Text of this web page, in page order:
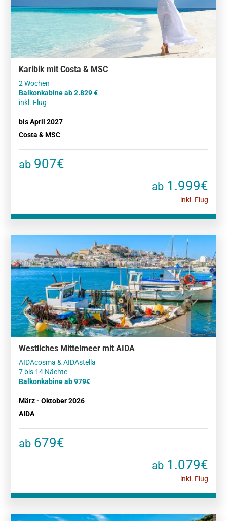
Karibik mit Costa & MSC
Balkonkabine ab 2.829 €
inkl. Flug
bis April 2027
Costa & MSC
ab 907€
ab1.999€
inkl. Flug
Westliches Mittelmeer mit AIDA
AIDAcosma & AIDAstella
Balkonkabine ab 979€
März - Oktober 2026
AIDA
ab 679€
ab1.079€
inkl. Flug